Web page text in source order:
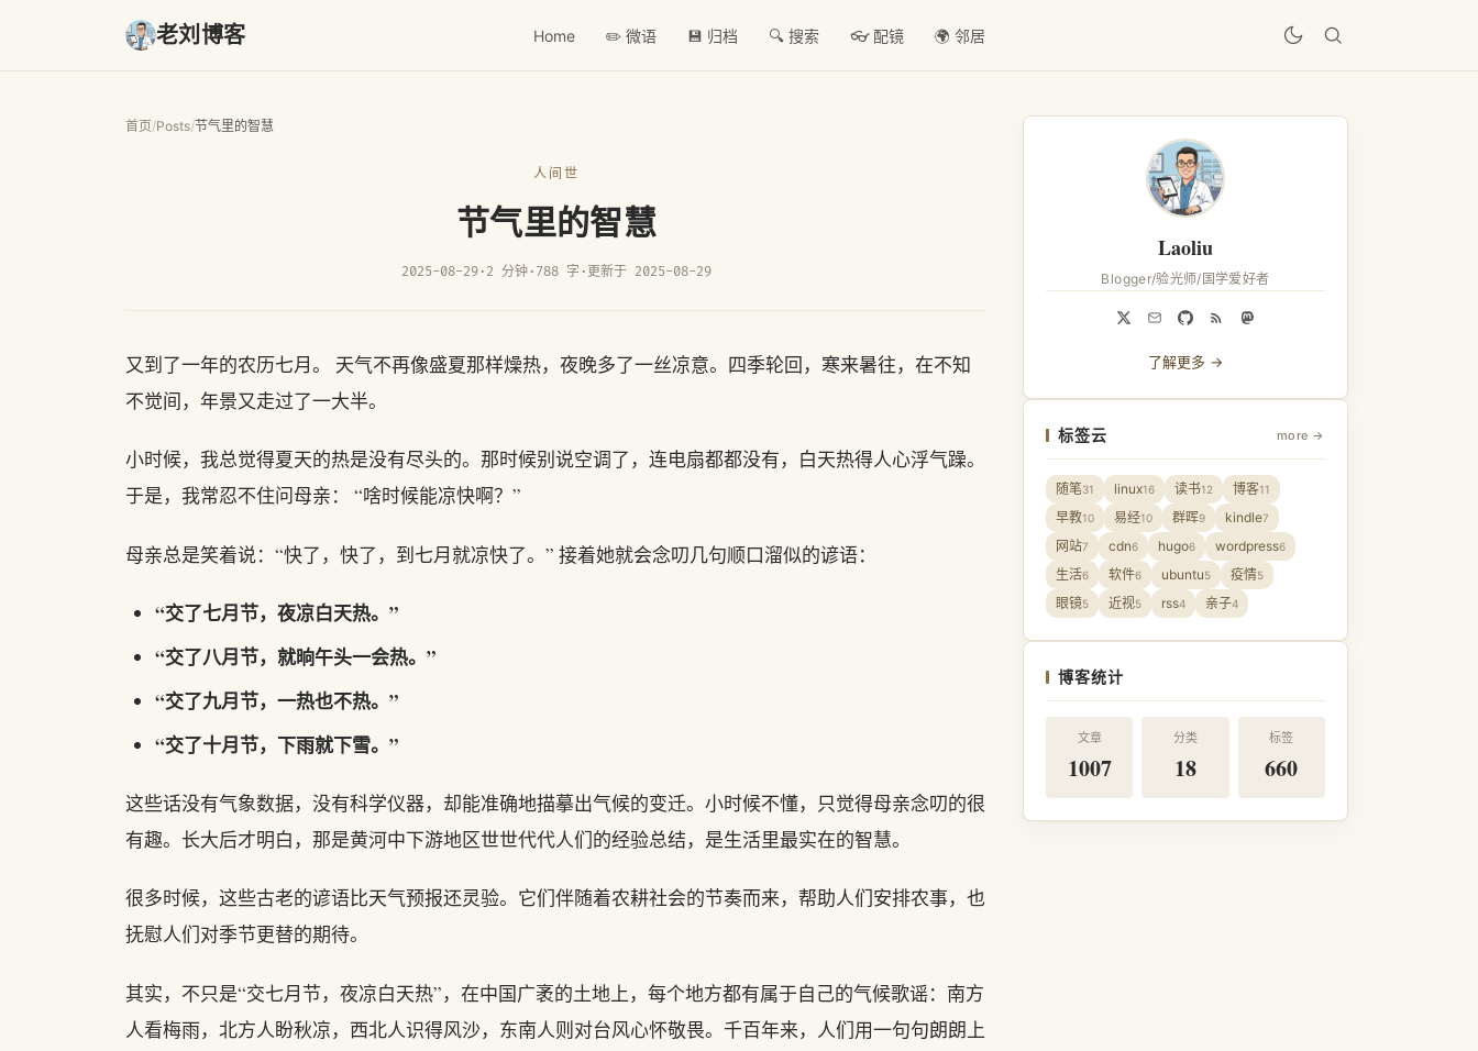
老刘博客 Home ✏️ 微语 💾 归档 🔍 搜索 👓 配镜 🌍 邻居
首页/Posts/节气里的智慧
人间世
节气里的智慧
2025-08-29· 2 分钟· 788 字 · 更新于 2025-08-29
又到了一年的农历七月。 天气不再像盛夏那样燥热，夜晚多了一丝凉意。四季轮回，寒来暑往，在不知
不觉间，年景又走过了一大半。
小时候，我总觉得夏天的热是没有尽头的。那时候别说空调了，连电扇都都没有，白天热得人心浮气躁。
于是，我常忍不住问母亲： “啥时候能凉快啊？”
母亲总是笑着说：“快了，快了，到七月就凉快了。” 接着她就会念叨几句顺口溜似的谚语：
“交了七月节，夜凉白天热。”
“交了八月节，就晌午头一会热。”
“交了九月节，一热也不热。”
“交了十月节，下雨就下雪。”
这些话没有气象数据，没有科学仪器，却能准确地描摹出气候的变迁。小时候不懂，只觉得母亲念叨的很
有趣。长大后才明白，那是黄河中下游地区世世代代人们的经验总结，是生活里最实在的智慧。
很多时候，这些古老的谚语比天气预报还灵验。它们伴随着农耕社会的节奏而来，帮助人们安排农事，也
抚慰人们对季节更替的期待。
其实，不只是“交七月节，夜凉白天热”，在中国广袤的土地上，每个地方都有属于自己的气候歌谣：南方
人看梅雨，北方人盼秋凉，西北人识得风沙，东南人则对台风心怀敬畏。千百年来，人们用一句句朗朗上
Laoliu
Blogger/验光师/国学爱好者
了解更多 →
标签云 more →
随笔31 linux16 读书12 博客11
早教10 易经10 群晖9 kindle7
网站7 cdn6 hugo6 wordpress6
生活6 软件6 ubuntu5 疫情5
眼镜5 近视5 rss4 亲子4
博客统计
文章
1007
分类
18
标签
660